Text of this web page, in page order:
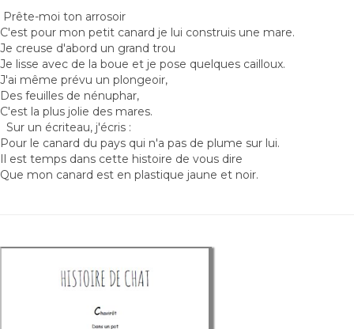
Prête-moi ton arrosoir
C'est pour mon petit canard je lui construis une mare.
Je creuse d'abord un grand trou
Je lisse avec de la boue et je pose quelques cailloux.
J'ai même prévu un plongeoir,
Des feuilles de nénuphar,
C'est la plus jolie des mares.
Sur un écriteau, j'écris :
Pour le canard du pays qui n'a pas de plume sur lui.
Il est temps dans cette histoire de vous dire
Que mon canard est en plastique jaune et noir.